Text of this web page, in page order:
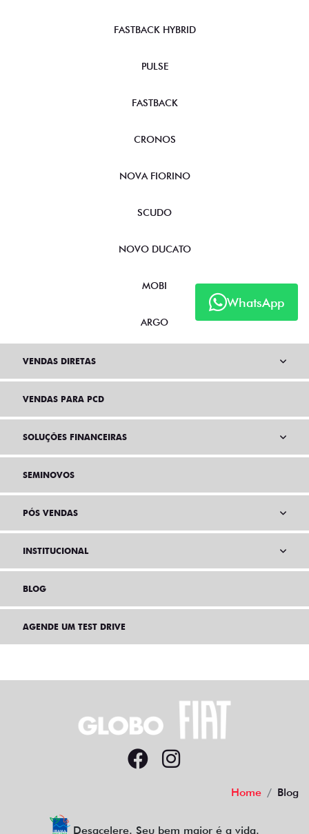
WhatsApp
FASTBACK HYBRID
PULSE
FASTBACK
CRONOS
NOVA FIORINO
SCUDO
NOVO DUCATO
MOBI
ARGO
VENDAS DIRETAS
VENDAS PARA PCD
SOLUÇÕES FINANCEIRAS
SEMINOVOS
PÓS VENDAS
INSTITUCIONAL
BLOG
AGENDE UM TEST DRIVE
Home Blog
Desacelere. Seu bem maior é a vida.